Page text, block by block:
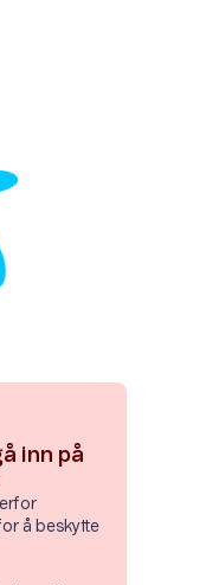
inn på
å beskytte